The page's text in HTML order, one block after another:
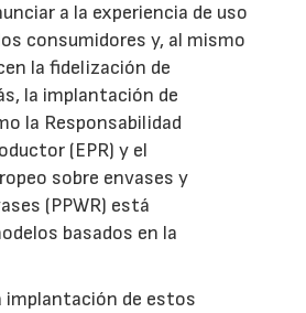
a la experiencia de uso
consumidores y, al mismo
la fidelización de
la implantación de
la Responsabilidad
(EPR) y el
sobre envases y
(PPWR) está
basados en la
implantación de estos